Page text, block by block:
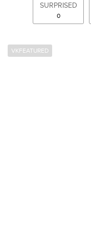
SURPRISED
0
VKFEATURED